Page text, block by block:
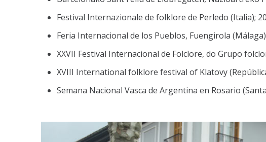
Festival Internazionale de folklore de Perledo (Italia);
Feria Internacional de los Pueblos, Fuengirola
XXVII Festival Internacional de Folclore, do Grupo
XVIII International folklore festival of Klatovy
Semana Nacional Vasca de Argentina en Rosario